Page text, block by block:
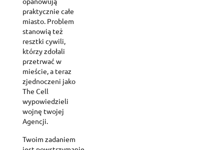
praktycznie całe
miasto. Problem
stanowią też
resztki cywili,
którzy zdołali
przetrwać w
mieście, a teraz
zjednoczeni jako
The Cell
wypowiedzieli
wojnę twojej
Agencji.
Twoim zadaniem